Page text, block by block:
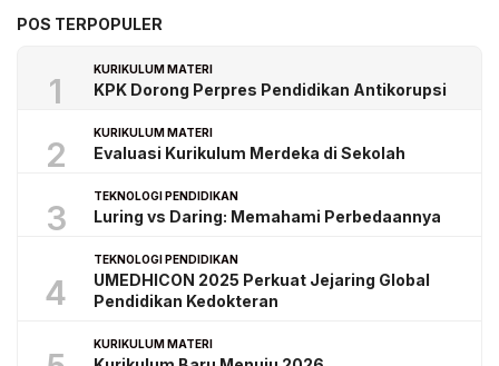
POS TERPOPULER
1
KURIKULUM MATERI
KPK Dorong Perpres Pendidikan Antikorupsi
2
KURIKULUM MATERI
Evaluasi Kurikulum Merdeka di Sekolah
3
TEKNOLOGI PENDIDIKAN
Luring vs Daring: Memahami Perbedaannya
4
TEKNOLOGI PENDIDIKAN
UMEDHICON 2025 Perkuat Jejaring Global
Pendidikan Kedokteran
KURIKULUM MATERI